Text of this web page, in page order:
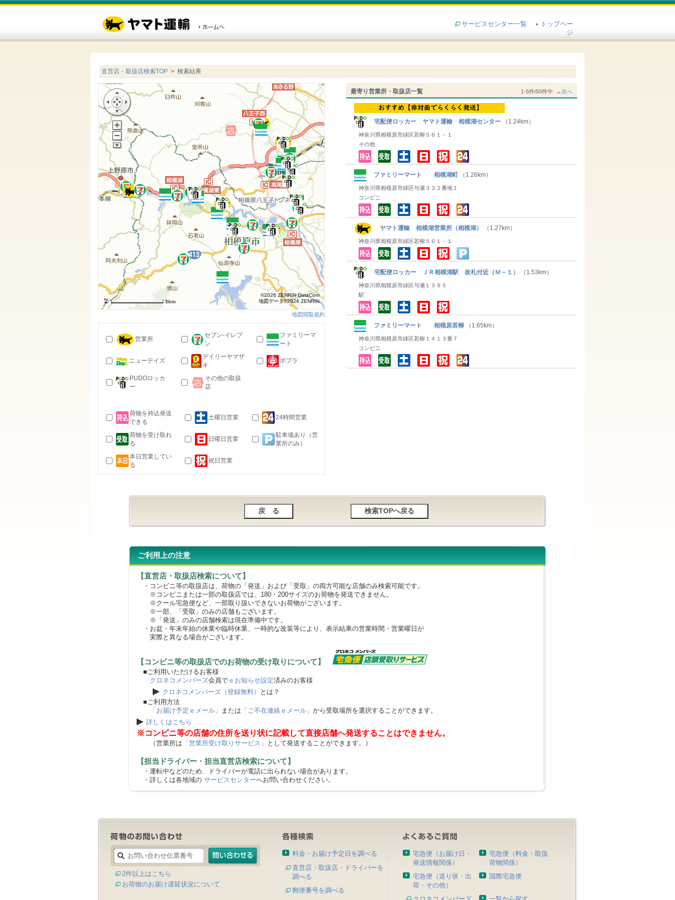
サービスセンター一覧
トップペー
ジ
直営店・取扱店検索TOP > 検索結果
最寄り営業所・取扱店一覧 1-5件/50件中 →次へ
宅配便ロッカー ヤマト運輸 相模湖センター （1.24km）
神奈川県相模原市緑区若柳５６１－１
その他
ファミリーマート 相模湖町 （1.26km）
神奈川県相模原市緑区与瀬３３２番地１
コンビニ
ヤマト運輸 相模湖営業所（相模湖） （1.27km）
神奈川県相模原市緑区若柳５６１－１
宅配便ロッカー ＪＲ相模湖駅 改札付近（Ｍ－１） （1.53km）
神奈川県相模原市緑区与瀬１３９５
駅
ファミリーマート 相模原若柳 （1.65km）
神奈川県相模原市緑区若柳１４１３番７
コンビニ
5km
©2026 ZENRIN DataCom
地図データ©2026 ZENRIN
地図閲覧規約
営業所
セブン-イレブ
ン
ファミリーマ
ート
ニューデイズ
デイリーヤマザ
キ
ポプラ
PUDOロッカ
ー
その他の取扱
店
荷物を持込発送
できる
土曜日営業 24時間営業
荷物を受け取れ
る
日曜日営業
駐車場あり（営
業所のみ）
本日営業してい
る
祝日営業
ご利用上の注意
【直営店・取扱店検索について】
・コンビニ等の取扱店は、荷物の「発送」および「受取」の両方可能な店舗のみ検索可能です。
※コンビニまたは一部の取扱店では、180・200サイズのお荷物を発送できません。
※クール宅急便など、一部取り扱いできないお荷物がございます。
※一部、「受取」のみの店舗もございます。
※「発送」のみの店舗検索は現在準備中です。
・お盆・年末年始の休業や臨時休業、一時的な改装等により、表示結果の営業時間・営業曜日が
実際と異なる場合がございます。
【コンビニ等の取扱店でのお荷物の受け取りについて】
■ご利用いただけるお客様
クロネコメンバーズ会員で ｅお知らせ設定済みのお客様
▶ クロネコメンバーズ（登録無料）
とは？
■ご利用方法
「お届け予定ｅメール」 または 「ご不在連絡ｅメール」 から受取場所を選択することができます。
▶ 詳しくはこちら
※コンビニ等の店舗の住所を送り状に記載して直接店舗へ発送することはできません。
（営業所は 「営業所受け取りサービス」 として発送することができます。）
【担当ドライバー・担当直営店検索について】
・運転中などのため、ドライバーが電話に出られない場合があります。
・詳しくは各地域の サービスセンターへお問い合わせください。
2件以上はこちら
お荷物のお届け遅延状況について
料金・お届け予定日を調べる
直営店・取扱店・ドライバーを
調べる
郵便番号を調べる
宅急便（お届け日・
発送情報関係）
宅急便（料金・取扱
荷物関係）
宅急便（送り状・出
荷・その他）
国際宅急便